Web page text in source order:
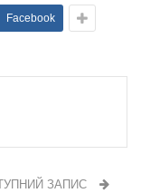
Facebook
ЗАПИС